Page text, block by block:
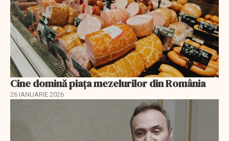
Cine domină piața mezelurilor din România
26 IANUARIE 2026